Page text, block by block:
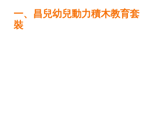
一、昌兒幼兒動力積木教育套
裝